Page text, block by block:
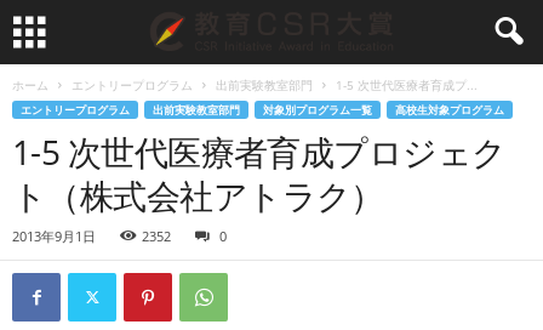
ホーム エントリープログラム 出前実験教室部門 1-5 次世代医療者育成プ...
エントリープログラム 出前実験教室部門 対象別プログラム一覧 高校生対象プログラム
1-5 次世代医療者育成プロジェク
ト（株式会社アトラク）
2013年9月1日 2352 0